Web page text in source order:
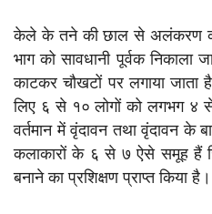
केले के तने की छाल से अलंकरण
भाग को सावधानी पूर्वक निकाला
काटकर चौखटों पर लगाया
लिए ६ से १० लोगों को लगभग ४
वर्तमान में वृंदावन तथा वृंदावन के
कलाकारों के ६ से ७ ऐसे समूह हैं
बनाने का प्रशिक्षण प्राप्त किया है।